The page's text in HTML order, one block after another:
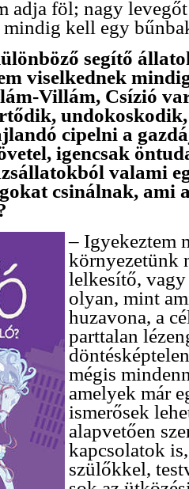
adja föl; nagy
kell egy
segítő
viselkednek
Villám, Csízió
cipelni a
igencsak
valami
csinálnak, ami
– Igyekeztem
környezetünk
lelkesítő, vagy
olyan, mint
huzavona, a
parttalan
mégis
amelyek már
ismerősek
alapvetően
kapcsolatok
szülőkkel,